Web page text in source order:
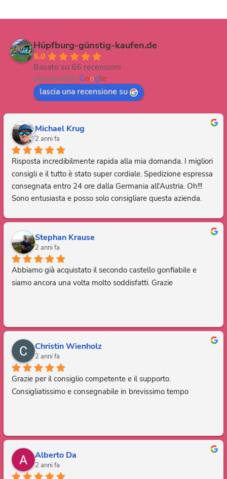
Hüpfburg-günstig-kaufen.de
5.0
Basato su 66 recensioni
powered by Google
lascia una recensione su
Michael Krug
2 anni fa
Risposta incredibilmente rapida alla mia domanda. I migliori
consigli e il tutto è stato super cordiale. Spedizione espressa
consegnata entro 24 ore dalla Germania all'Austria. Oh!!!
Sono entusiasta e posso solo consigliare questa azienda.
Stephan Krause
2 anni fa
Abbiamo già acquistato il secondo castello gonfiabile e
siamo ancora una volta molto soddisfatti. Grazie
Christin Wienholz
2 anni fa
Grazie per il consiglio competente e il supporto.
Consigliatissimo e consegnabile in brevissimo tempo
Alberto Da
2 anni fa